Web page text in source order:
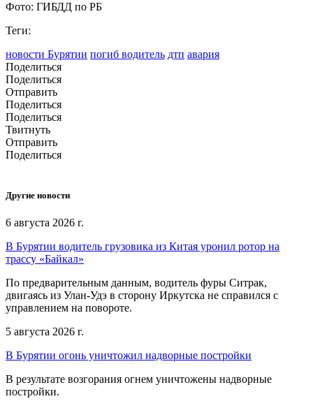
Фото: ГИБДД по РБ
Теги:
новости Бурятии погиб водитель дтп авария
Поделиться
Поделиться
Отправить
Поделиться
Поделиться
Твитнуть
Отправить
Поделиться
Другие новости
6 августа 2026 г.
В Бурятии водитель грузовика из Китая уронил ротор на
трассу «Байкал»
По предварительным данным, водитель фуры Ситрак,
двигаясь из Улан-Удэ в сторону Иркутска не справился с
управлением на повороте.
5 августа 2026 г.
В Бурятии огонь уничтожил надворные постройки
В результате возгорания огнем уничтожены надворные
постройки.